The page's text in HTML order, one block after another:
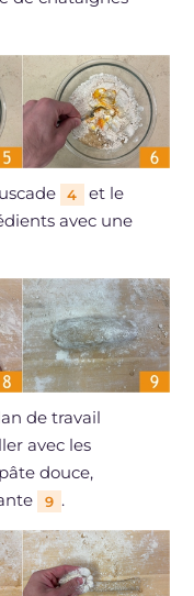
4
et le
avec une
de travail
avec les
douce,
9 .